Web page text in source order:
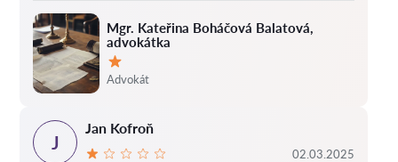
Mgr. Kateřina Boháčová Balatová,
advokátka
Hodnocení:
Advokát
J
Jan Kofroň
02.03.2025